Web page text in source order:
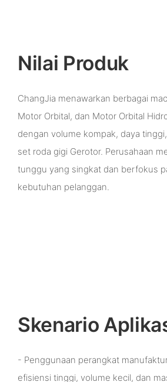
Nilai Produk
ChangJia menawarkan berbagai
Motor Orbital, dan Motor Orbital
dengan volume kompak, daya
set roda gigi Gerotor. Perusahaan
tunggu yang singkat dan berfokus
kebutuhan pelanggan.
Skenario
- Penggunaan perangkat
efisiensi tinggi, volume kecil, dan